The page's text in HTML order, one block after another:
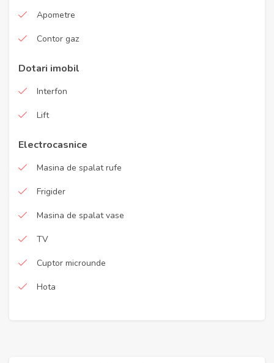
Apometre
Contor gaz
Dotari imobil
Interfon
Lift
Electrocasnice
Masina de spalat rufe
Frigider
Masina de spalat vase
TV
Cuptor microunde
Hota